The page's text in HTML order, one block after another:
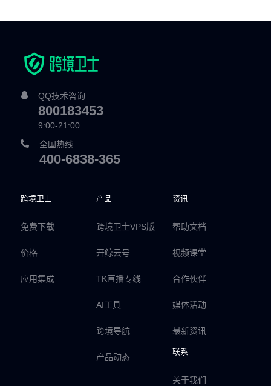
QQ技术咨询
800183453
9:00-21:00
全国热线
400-6838-365
跨境卫士
免费下载
价格
应用集成
产品
跨境卫士VPS版
开鲸云号
TK直播专线
AI工具
跨境导航
产品动态
资讯
帮助文档
视频课堂
合作伙伴
媒体活动
最新资讯
联系
关于我们